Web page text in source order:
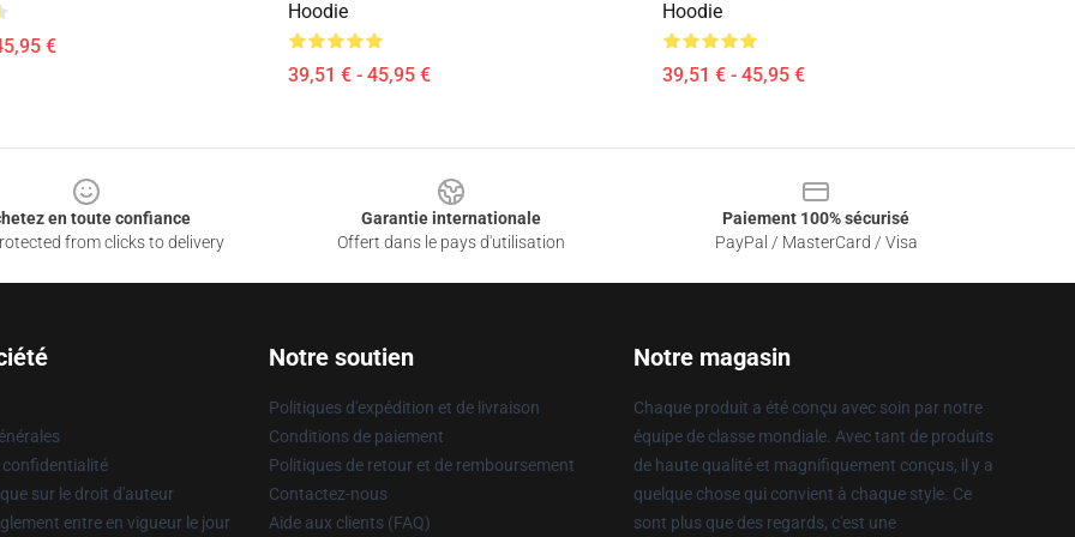
€
Hoodie
39,51 € - 45,95 €
Hoodie
39,51 € - 45,95 €
en toute confiance
from clicks to delivery
Garantie internationale
Offert dans le pays d'utilisation
Paiement 100% sécurisé
PayPal / MasterCard / Visa
confidentialité
sur le droit d'auteur
entre en vigueur le jour
Notre soutien
Politiques d'expédition et de livraison
Conditions de paiement
Politiques de retour et de remboursement
Contactez-nous
Aide aux clients (FAQ)
Notre magasin
Chaque produit a été conçu avec soin par notre
équipe de classe mondiale. Avec tant de produits
de haute qualité et magnifiquement conçus, il y a
quelque chose qui convient à chaque style. Ce
sont plus que des regards, c'est une